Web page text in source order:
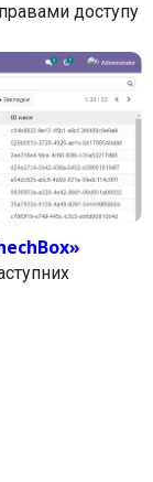
доступу